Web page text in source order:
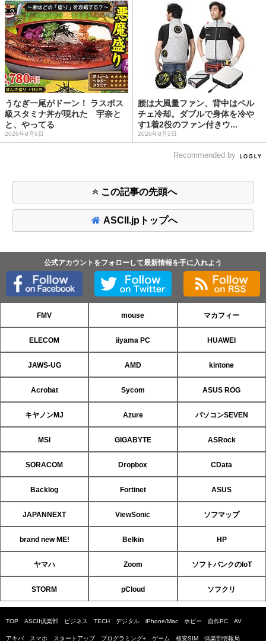
うなぎ一尾がドーン！ ラスボス
級スタミナ丼が現れた 宇奈と
と、やってる
2026年8月6日
腰は大風量ファン、背中はペル
チェ冷却。ダブルで身体を冷や
す1着2役のファン付きウ...
2026年8月5日
Recommended by
この記事の先頭へ
ASCII.jpトップへ
公式アカウントをフォローして最新情報を手に入れよう
FMV mouse マカフィー
ELECOM iiyama PC HUAWEI
JAWS-UG AMD kintone
Acrobat Sycom ASUS ROG
キヤノンMJ Azure パソコンSEVEN
MSI GIGABYTE ASRock
SORACOM Dropbox CData
Backlog Fortinet ASUS
JAPANNEXT ViewSonic ソフマップ
brand new ME! Belkin HP
ヤマハ Zoom ソフトバンクのIoT
STORM pCloud ソフクリ
TOP ASCII倶楽部 ビジネス TECH デジタル iPhone/Mac ホビー 自作PC AV
アキバ スマホ スタートアップ プログラミング+ ゲーム 格安SIM 倶楽部情報局